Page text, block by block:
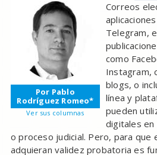
Por Pablo
Rodríguez Romeo*
Ver sus columnas
Correos
Telegram,
como
Instagram,
blogs, o
línea y
pueden
digitales
o proceso judicial. Pero, para que
adquieran validez probatoria es